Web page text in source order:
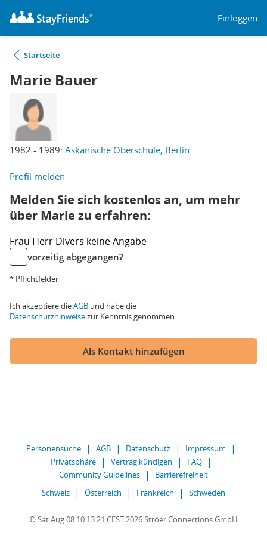
Einloggen
Startseite
Marie Bauer
1982 - 1989: Askanische Oberschule, Berlin
Profil melden
Melden Sie sich kostenlos an, um mehr
über Marie zu erfahren:
Frau Herr Divers keine Angabe
vorzeitig abgegangen?
* Pflichtfelder
Ich akzeptiere dieAGB und habe die
Datenschutzhinweisezur Kenntnis genommen.
Als Kontakt hinzufügen
Personensuche AGB Datenschutz
Impressum
Privatsphäre
Vertrag kündigen
FAQ
Community Guidelines
Barrierefreiheit
Schweiz
Österreich Frankreich Schweden
© Sat Aug 08 10:13:21 CEST 2026 Ströer Connections GmbH